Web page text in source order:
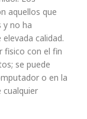
aquellos que
y no ha
calidad.
fisico con el fin
se puede
o en la